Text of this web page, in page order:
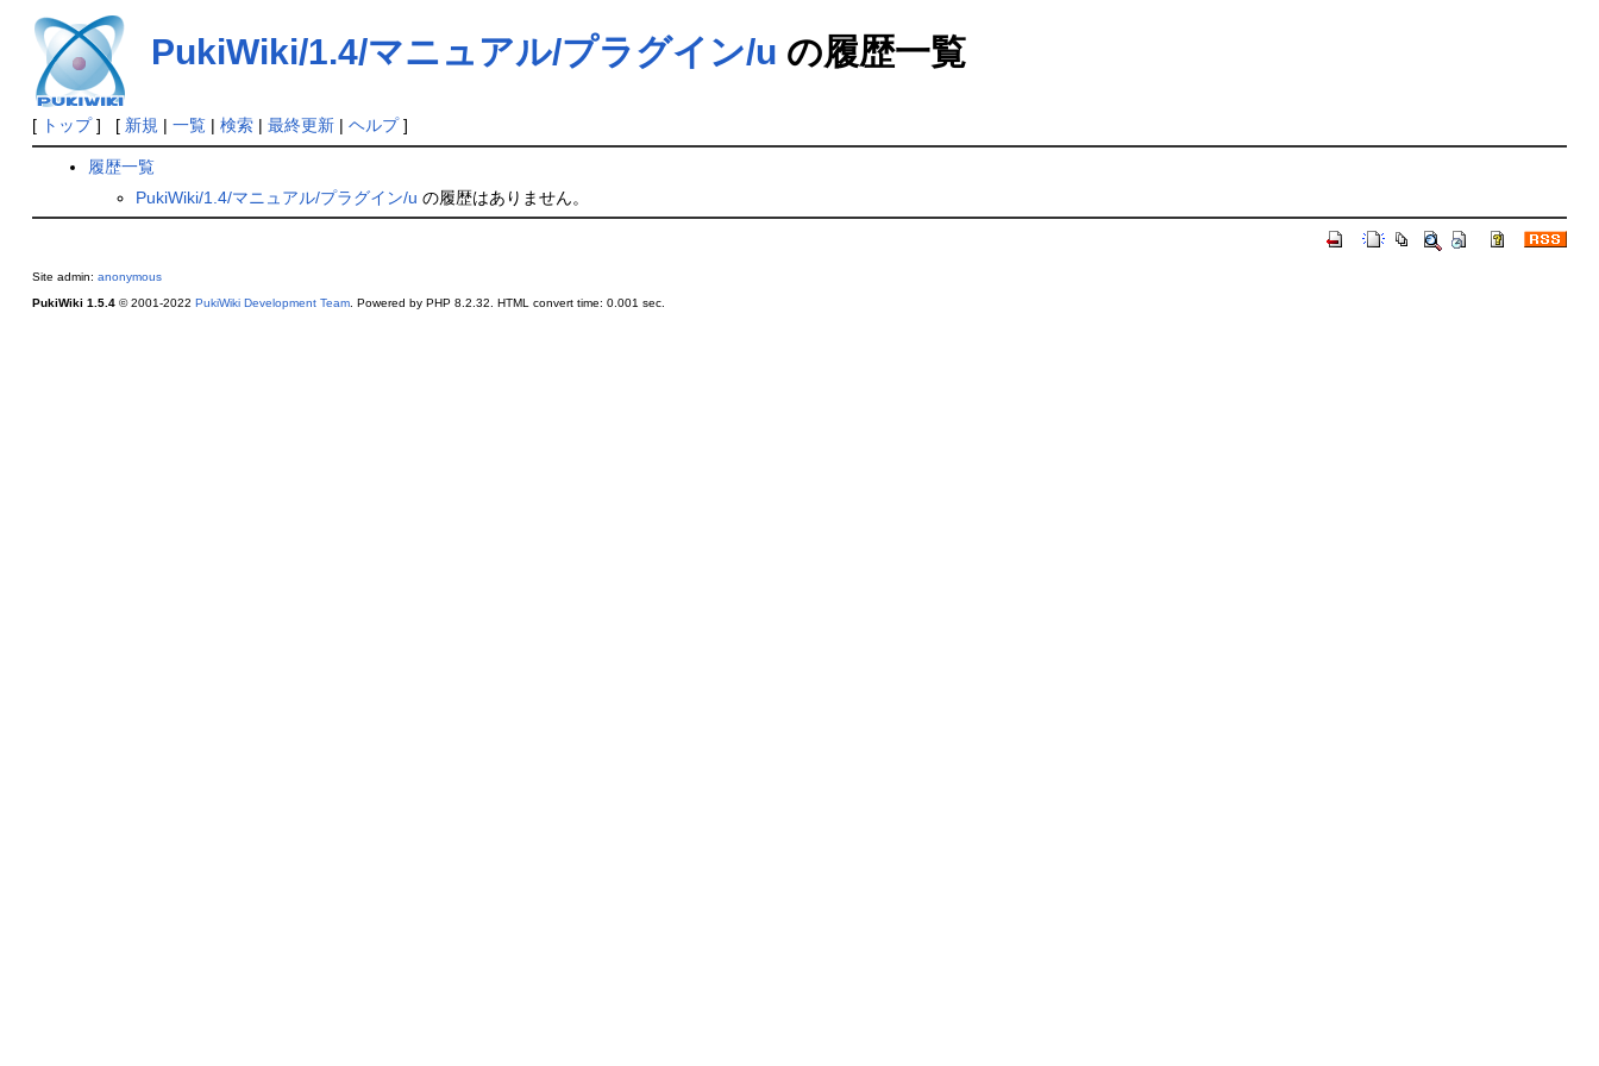
PukiWiki/1.4/マニュアル/プラグイン/u の履歴一覧
[ トップ] [ 新規 | 一覧| 検索| 最終更新| ヘルプ]
履歴一覧
PukiWiki/1.4/マニュアル/プラグイン/u の履歴はありません。
Site admin: anonymous
PukiWiki 1.5.4© 2001-2022 PukiWiki Development Team. Powered by PHP 8.2.32. HTML convert time: 0.001 sec.